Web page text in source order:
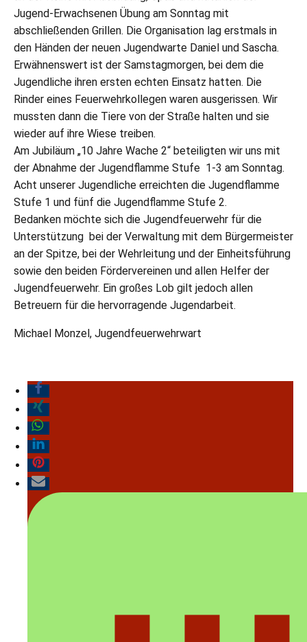
Jugend-Erwachsenen Übung am Sonntag mit
abschließenden Grillen. Die Organisation lag erstmals in
den Händen der neuen Jugendwarte Daniel und Sascha.
Erwähnenswert ist der Samstagmorgen, bei dem die
Jugendliche ihren ersten echten Einsatz hatten. Die
Rinder eines Feuerwehrkollegen waren ausgerissen. Wir
mussten dann die Tiere von der Straße halten und sie
wieder auf ihre Wiese treiben.
Am Jubiläum „10 Jahre Wache 2“ beteiligten wir uns mit
der Abnahme der Jugendflamme Stufe 1-3 am Sonntag.
Acht unserer Jugendliche erreichten die Jugendflamme
Stufe 1 und fünf die Jugendflamme Stufe 2.
Bedanken möchte sich die Jugendfeuerwehr für die
Unterstützung bei der Verwaltung mit dem Bürgermeister
an der Spitze, bei der Wehrleitung und der Einheitsführung
sowie den beiden Fördervereinen und allen Helfer der
Jugendfeuerwehr. Ein großes Lob gilt jedoch allen
Betreuern für die hervorragende Jugendarbeit.
Michael Monzel, Jugendfeuerwehrwart